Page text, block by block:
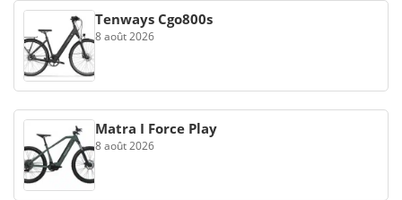
Tenways Cgo800s
8 août 2026
Matra I Force Play
8 août 2026